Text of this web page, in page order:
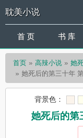
耽美小说
首 页 书 库
首页 高辣小说
她
她死后的第三十年
背景色：
她死后的第